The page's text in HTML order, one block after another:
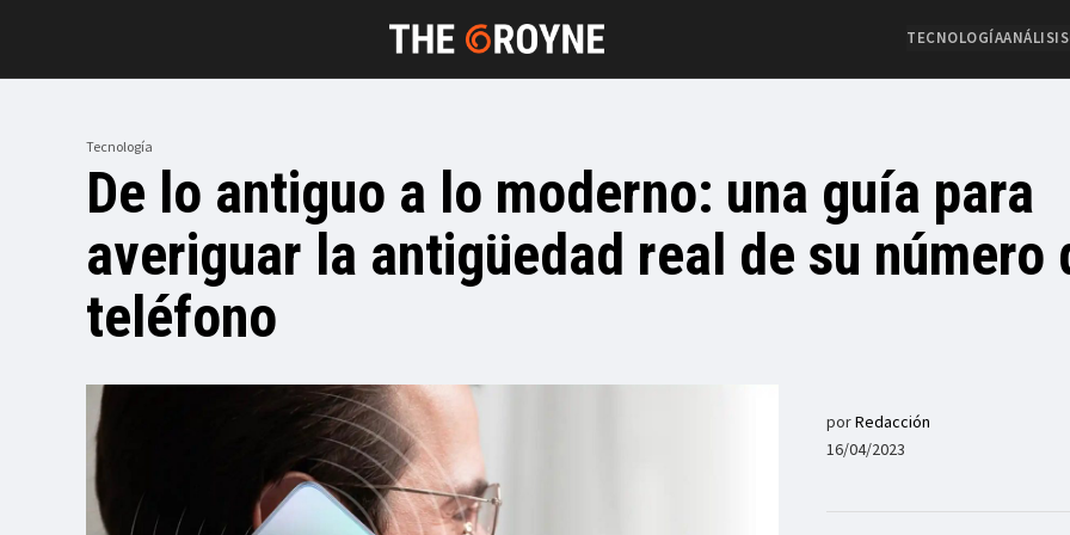
TECNOLOGÍAANÁLISIS
Tecnología
De lo antiguo a lo moderno: una guía para
averiguar la antigüedad real de su número
teléfono‍
porRedacción
16/04/2023